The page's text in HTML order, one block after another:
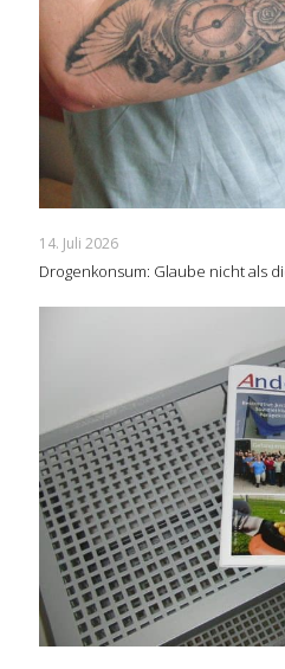
14. Juli 2026
Drogenkonsum: Glaube nicht als